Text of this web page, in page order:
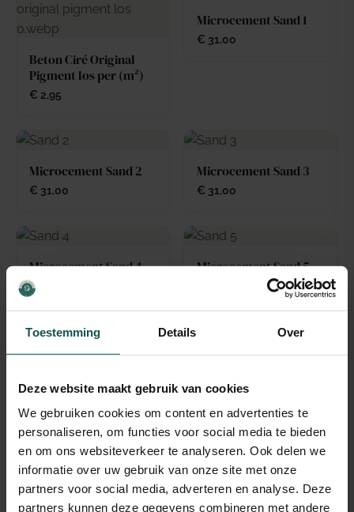
Toestemming Details Over
Deze website maakt gebruik van cookies
We gebruiken cookies om content en advertenties te
personaliseren, om functies voor social media te bieden
en om ons websiteverkeer te analyseren. Ook delen we
informatie over uw gebruik van onze site met onze
partners voor social media, adverteren en analyse. Deze
partners kunnen deze gegevens combineren met andere
Beton Ciré Original
Pigment los per (m²)
€ 2,95
Microcement Sand 1
€ 31,00
Microcement Sand 2
€ 31,00
Microcement Sand 3
€ 31,00
Microcement Sand 4
€
Microcement Sand 5
31,00
Lavasteen gietvloer
Mellise 5m2
€235,00
Lavasteen gietvloer
Wool 5m2
€235,00